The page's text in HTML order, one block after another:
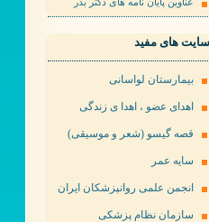
عناوین پایان نامه های دکتر بدر
سایت های مفید
بیمارستان لواسانی
اهدای عضو ، اهدا ی زندگی
قصه گیسو (شعر و موسیقی)
سایه عمر
انجمن علمی روانپزشکان ایران
سازمان نظام پزشکی